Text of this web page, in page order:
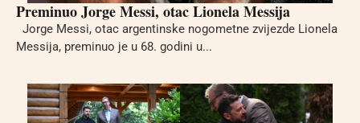
Preminuo Jorge Messi, otac Lionela Messija
Jorge Messi, otac argentinske nogometne zvijezde Lionela
Messija, preminuo je u 68. godini u...